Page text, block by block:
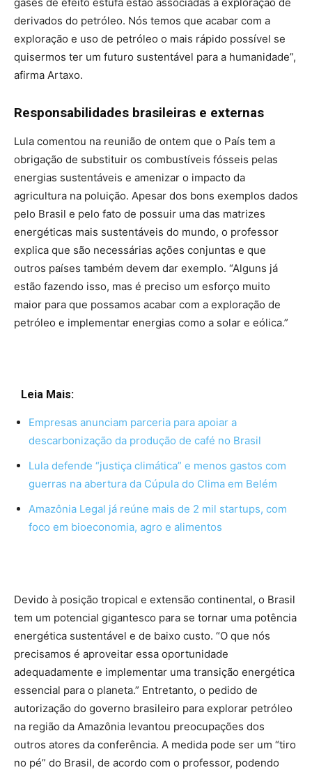
derivados do petróleo. Nós temos que acabar com a
exploração e uso de petróleo o mais rápido possível se
quisermos ter um futuro sustentável para a humanidade”,
afirma Artaxo.
Responsabilidades brasileiras e externas
Lula comentou na reunião de ontem que o País tem a
obrigação de substituir os combustíveis fósseis pelas
energias sustentáveis e amenizar o impacto da
agricultura na poluição. Apesar dos bons exemplos dados
pelo Brasil e pelo fato de possuir uma das matrizes
energéticas mais sustentáveis do mundo, o professor
explica que são necessárias ações conjuntas e que
outros países também devem dar exemplo. “Alguns já
estão fazendo isso, mas é preciso um esforço muito
maior para que possamos acabar com a exploração de
petróleo e implementar energias como a solar e eólica.”
Leia Mais:
Empresas anunciam parceria para apoiar a
descarbonização da produção de café no Brasil
Lula defende “justiça climática” e menos gastos com
guerras na abertura da Cúpula do Clima em Belém
Amazônia Legal já reúne mais de 2 mil startups, com
foco em bioeconomia, agro e alimentos
Devido à posição tropical e extensão continental, o Brasil
tem um potencial gigantesco para se tornar uma potência
energética sustentável e de baixo custo. “O que nós
precisamos é aproveitar essa oportunidade
adequadamente e implementar uma transição energética
essencial para o planeta.” Entretanto, o pedido de
autorização do governo brasileiro para explorar petróleo
na região da Amazônia levantou preocupações dos
outros atores da conferência. A medida pode ser um “tiro
no pé” do Brasil, de acordo com o professor, podendo